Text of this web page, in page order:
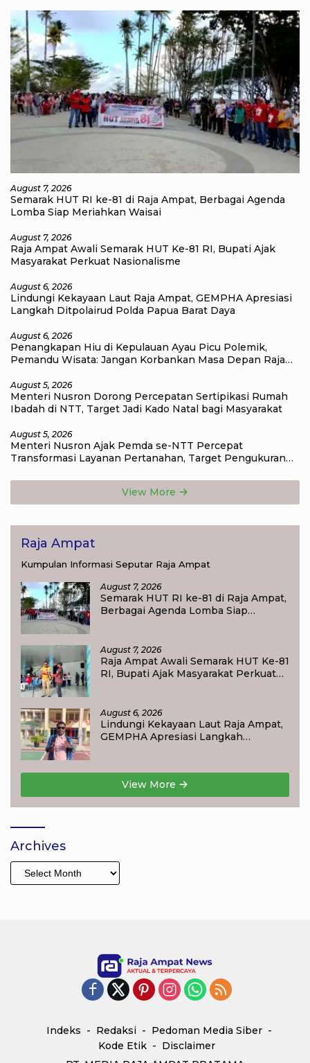
August 7, 2026
Semarak HUT RI ke-81 di Raja Ampat, Berbagai Agenda
Lomba Siap Meriahkan Waisai
August 7, 2026
Raja Ampat Awali Semarak HUT Ke-81 RI, Bupati Ajak
Masyarakat Perkuat Nasionalisme
August 6, 2026
Lindungi Kekayaan Laut Raja Ampat, GEMPHA Apresiasi
Langkah Ditpolairud Polda Papua Barat Daya
August 6, 2026
Penangkapan Hiu di Kepulauan Ayau Picu Polemik,
Pemandu Wisata: Jangan Korbankan Masa Depan Raja
August 5, 2026
Menteri Nusron Dorong Percepatan Sertipikasi Rumah
Ibadah di NTT, Target Jadi Kado Natal bagi Masyarakat
August 5, 2026
Menteri Nusron Ajak Pemda se-NTT Percepat
Transformasi Layanan Pertanahan, Target Pengukuran
View More
Raja Ampat
Kumpulan Informasi Seputar Raja Ampat
August 7, 2026
Semarak HUT RI ke-81 di Raja Ampat,
Berbagai Agenda Lomba Siap
August 7, 2026
Raja Ampat Awali Semarak HUT Ke-81
RI, Bupati Ajak Masyarakat Perkuat
August 6, 2026
Lindungi Kekayaan Laut Raja Ampat,
GEMPHA Apresiasi Langkah
View More
Archives
Archives
Indeks Redaksi
Pedoman Media Siber
Kode Etik
Disclaimer